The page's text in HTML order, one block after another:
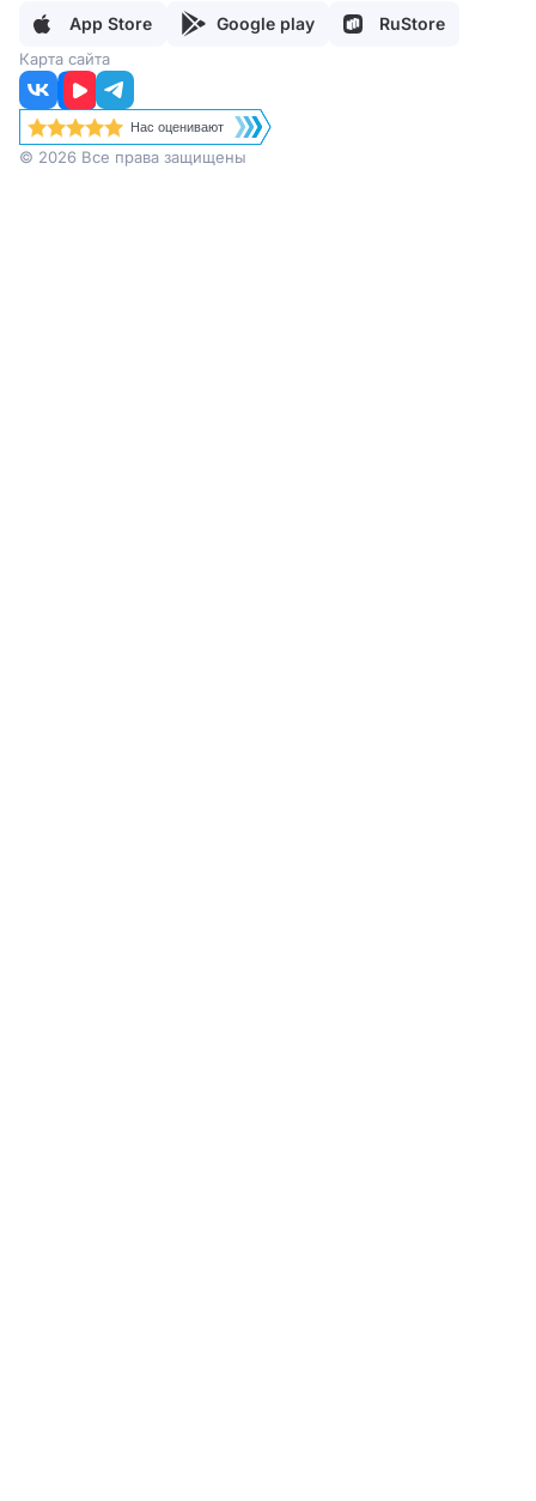
Товарный знак
Регламент работы поддержки
Нас оценивают
© 2026 Все права защищены
App Store Google play RuStore
Карта сайта